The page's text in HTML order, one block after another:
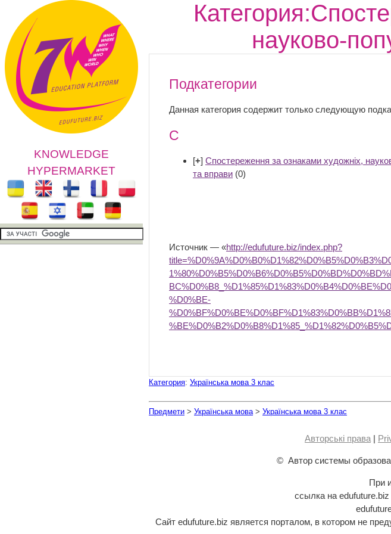
KNOWLEDGE
HYPERMARKET
науково-
Подкатегории
Данная категория содержит только следующую
С
[+] Спостереження за ознаками художніх,
та вправи (0)
Источник — «http://edufuture.biz/index.php?
%D0%BE-
Категория: Українська мова 3 клас
Предмети > Українська мова> Українська мова 3 клас
Авторські права |
© Автор системы
При
ссылка на
Сайт edufuture.biz является порталом, в котором не